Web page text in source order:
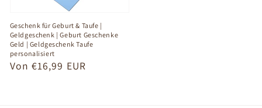
Geschenk für Geburt & Taufe |
Geldgeschenk | Geburt Geschenke
Geld | Geldgeschenk Taufe
personalisiert
Normaler
Von €16,99 EUR